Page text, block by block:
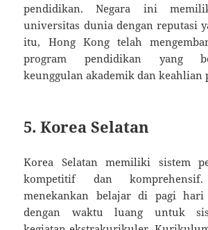
pendidikan. Negara ini
universitas dunia dengan reputasi
itu, Hong Kong telah
program pendidikan yang
keunggulan akademik dan keahlian
5. Korea Selatan
Korea Selatan memiliki sistem
kompetitif dan
menekankan belajar di pagi
dengan waktu luang untuk